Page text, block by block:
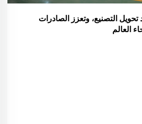
تحويل التصنيع، وتعزز الصادرات
العالم